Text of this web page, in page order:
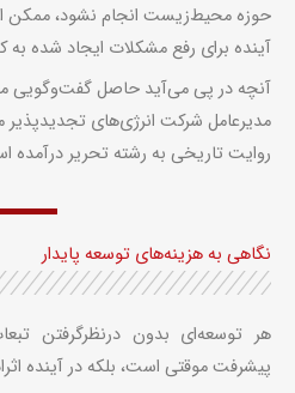
حوزه محیط‌زیست انجام نشود، ممکن
آینده برای رفع مشکلات ایجاد شده
آنچه در پی می‌آید حاصل گفت‌وگویی
مدیرعامل شرکت انرژی‌های
روایت تاریخی به رشته تحریر درآمده
نگاهی به هزینه‌های توسعه پایدار
هر توسعه‌ای بدون درنظرگرفتن
پیشرفت موقتی است، بلکه در آینده